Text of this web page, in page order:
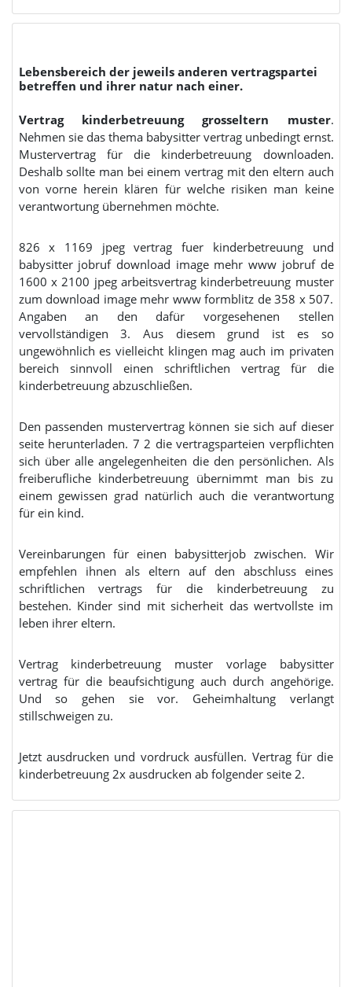
Lebensbereich der jeweils anderen vertragspartei
betreffen und ihrer natur nach einer.
Vertrag kinderbetreuung grosseltern muster.
Nehmen sie das thema babysitter vertrag unbedingt ernst.
Mustervertrag für die kinderbetreuung downloaden.
Deshalb sollte man bei einem vertrag mit den eltern auch
von vorne herein klären für welche risiken man keine
verantwortung übernehmen möchte.
826 x 1169 jpeg vertrag fuer kinderbetreuung und
babysitter jobruf download image mehr www jobruf de
1600 x 2100 jpeg arbeitsvertrag kinderbetreuung muster
zum download image mehr www formblitz de 358 x 507.
Angaben an den dafür vorgesehenen stellen
vervollständigen 3. Aus diesem grund ist es so
ungewöhnlich es vielleicht klingen mag auch im privaten
bereich sinnvoll einen schriftlichen vertrag für die
kinderbetreuung abzuschließen.
Den passenden mustervertrag können sie sich auf dieser
seite herunterladen. 7 2 die vertragsparteien verpflichten
sich über alle angelegenheiten die den persönlichen. Als
freiberufliche kinderbetreuung übernimmt man bis zu
einem gewissen grad natürlich auch die verantwortung
für ein kind.
Vereinbarungen für einen babysitterjob zwischen. Wir
empfehlen ihnen als eltern auf den abschluss eines
schriftlichen vertrags für die kinderbetreuung zu
bestehen. Kinder sind mit sicherheit das wertvollste im
leben ihrer eltern.
Vertrag kinderbetreuung muster vorlage babysitter
vertrag für die beaufsichtigung auch durch angehörige.
Und so gehen sie vor. Geheimhaltung verlangt
stillschweigen zu.
Jetzt ausdrucken und vordruck ausfüllen. Vertrag für die
kinderbetreuung 2x ausdrucken ab folgender seite 2.